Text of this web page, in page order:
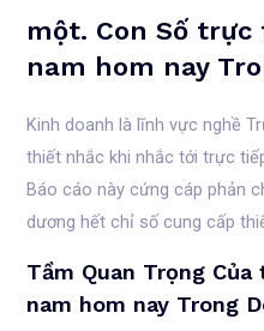
một. Con Số
nam hom nay
Kinh doanh là lĩnh vực nghề
thiết nhắc khi nhắc tới trực
Báo cáo này cứng cáp phản
dương hết chỉ số cung cấp
Tầm Quan Trọng
nam hom nay Trong